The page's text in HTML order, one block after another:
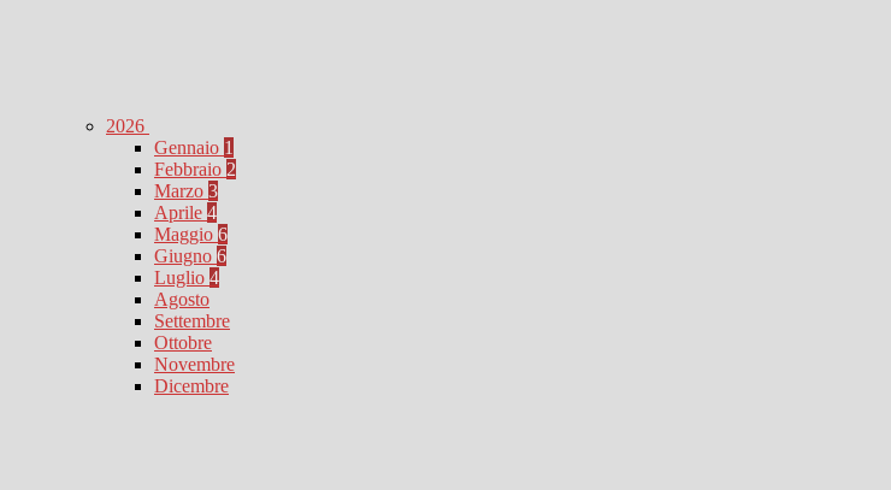
2026
Gennaio 1
Febbraio 2
Marzo 3
Aprile 4
Maggio 6
Giugno 6
Luglio 4
Agosto
Settembre
Ottobre
Novembre
Dicembre